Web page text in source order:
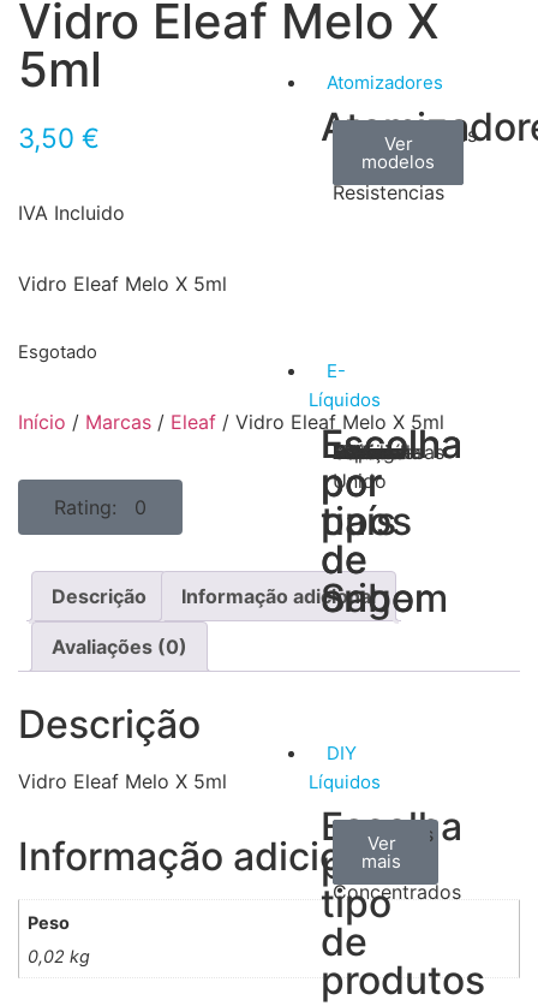
Atomizadores
Claromizadores
Ver
modelos
Reconstruíveis
Ver
modelos
Resistencias
Ver
modelos
E-
Líquidos
Escolha
por
tipos
de
Sabor
Tabaco
Frutas
Bebidas
Frescos
Sobremesas
Escolha
por
país
de
origem
Portugal
Alemanha
USA
Reino
Unido
Canadá
França
Malásia
Filipinas
Espanha
Polónia
Grécia
DIY
Líquidos
Escolha
por
tipo
de
produtos
Aromas
Concentrados
Ver
todos
Bases
Ver
mais
Accesorios
Ver
mais
Vidro Eleaf Melo X
5ml
3,50 €
IVA Incluido
Vidro Eleaf Melo X 5ml
Esgotado
Início / Marcas / Eleaf / Vidro Eleaf Melo X 5ml
Rating: 0
Descrição Informação adicional
Avaliações (0)
Descrição
Vidro Eleaf Melo X 5ml
Informação adicional
Peso
0,02 kg